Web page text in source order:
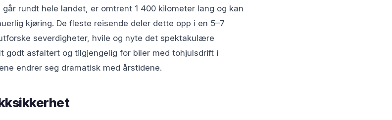
går rundt hele landet, er omtrent 1 400 kilometer lang og kan
kjøring. De fleste reisende deler dette opp i en 5–7
severdigheter, hvile og nyte det spektakulære
godt asfaltert og tilgjengelig for biler med tohjulsdrift i
endrer seg dramatisk med årstidene.